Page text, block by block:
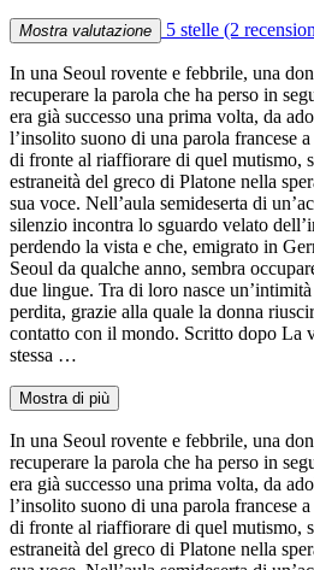
Mostra valutazione 5 stelle (2
In una Seoul rovente e febbrile, una
recuperare la parola che ha perso in
era già successo una prima volta, da
l’insolito suono di una parola francese
di fronte al riaffiorare di quel mutismo,
estraneità del greco di Platone nella
sua voce. Nell’aula semideserta di
silenzio incontra lo sguardo velato
perdendo la vista e che, emigrato in
Seoul da qualche anno, sembra
due lingue. Tra di loro nasce
perdita, grazie alla quale la donna
contatto con il mondo. Scritto dopo La
stessa …
Mostra di più
In una Seoul rovente e febbrile, una
recuperare la parola che ha perso in
era già successo una prima volta, da
l’insolito suono di una parola francese
di fronte al riaffiorare di quel mutismo,
estraneità del greco di Platone nella